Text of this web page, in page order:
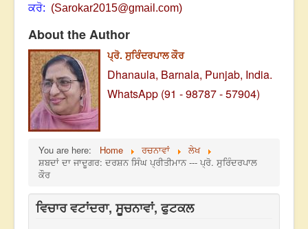
ਕਰੋ: (Sarokar2015@gmail.com)
About the Author
ਪ੍ਰੋ. ਸੁਰਿੰਦਰਪਾਲ ਕੌਰ
Dhanaula, Barnala, Punjab, India.
WhatsApp (91 - 98787 - 57904)
You are here: Home ਰਚਨਾਵਾਂ
ਲੇਖ
ਸ਼ਬਦਾਂ ਦਾ ਜਾਦੂਗਰ: ਦਰਸ਼ਨ ਸਿੰਘ ਪ੍ਰੀਤੀਮਾਨ --- ਪ੍ਰੋ. ਸੁਰਿੰਦਰਪਾਲ
ਕੌਰ
ਵਿਚਾਰ ਵਟਾਂਦਰਾ, ਸੂਚਨਾਵਾਂ, ਫੁਟਕਲ